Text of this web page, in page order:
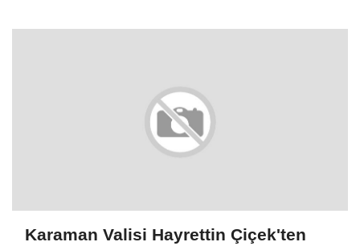
Karaman Valisi Hayrettin Çiçek'ten